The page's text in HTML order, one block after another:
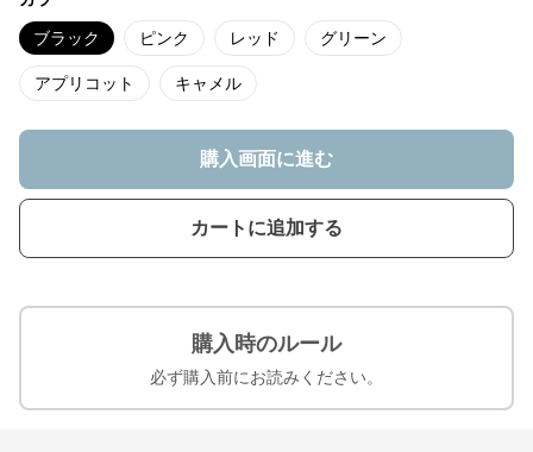
ブラック ピンク レッド グリーン
アプリコット キャメル
購入画面に進む
カートに追加する
購入時のルール
必ず購入前にお読みください。